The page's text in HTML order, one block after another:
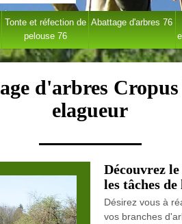
Tonte et réfection de
pelouse 76
Abattage d'arbres 76
d'arbres
elagueur
Découvrez
les tâches
Désirez vous à
vos branches